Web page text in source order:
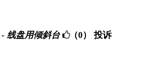
线盘用倾斜台 （0） 投诉